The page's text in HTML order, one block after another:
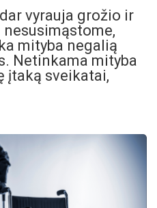
vyrauja grožio ir
mityba negalią
Netinkama mityba
įtaką sveikatai,